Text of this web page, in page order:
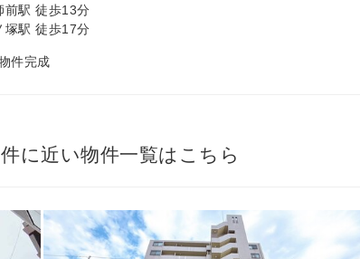
前駅 徒歩13分
塚駅 徒歩17分
件完成
に近い物件一覧はこちら